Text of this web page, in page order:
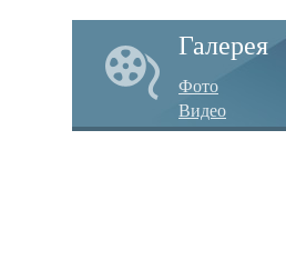
Галерея
Фото
Видео